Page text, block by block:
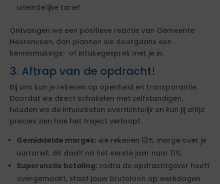
uiteindelijke tarief
Ontvangen we een positieve reactie van Gemeente
Heerenveen, dan plannen we doorgaans een
kennismakings- of intakegesprek met je in.
3. Aftrap van de opdracht!
Bij ons kun je rekenen op openheid en transparantie.
Doordat we direct schakelen met zelfstandigen,
houden we de inhuurketen overzichtelijk en kun jij altijd
precies zien hoe het traject verloopt.
Gemiddelde marges: we rekenen 13% marge over je
uurtarief; dit daalt na het eerste jaar naar 11%.
Supersnelle betaling: zodra de opdrachtgever heeft
overgemaakt, staat jouw brutoloon op werkdagen